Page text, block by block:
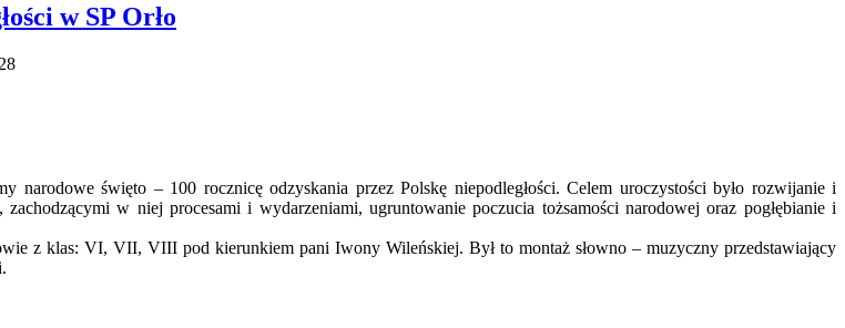
w SP Orło
narodowe święto – 100 rocznicę odzyskania przez Polskę niepodległości. Celem uroczystości było rozwijanie i
zachodzącymi w niej procesami i wydarzeniami, ugruntowanie poczucia tożsamości narodowej oraz pogłębianie i
z klas: VI, VII, VIII pod kierunkiem pani Iwony Wileńskiej. Był to montaż słowno – muzyczny przedstawiający